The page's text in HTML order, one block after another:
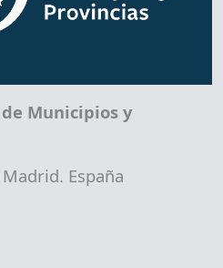
Municipios y
España